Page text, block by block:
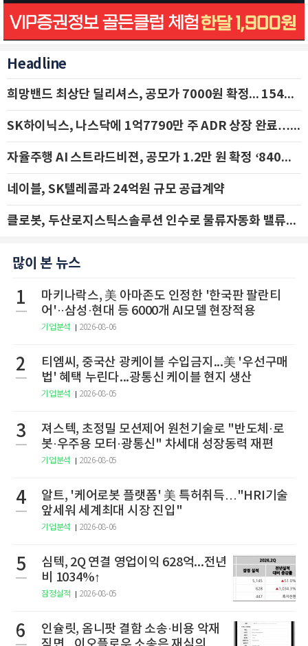
Headline
희망밴드 최상단 딜리셔스, 공모가 7000원 확정... 154억 규모 IPO 돌입
SK하이닉스, 나스닥에 1억7790만 주 ADR 상장 완료…29일 국내 추가 상장
자율주행 AI 스트라드비젼, 공모가 1.2만 원 확정 ‘840억 수혈’
네이블, SK텔레콤과 24억원 규모 공급계약
클로봇, 두산로지스틱스솔루션 인수로 물류자동화 밸류체인 확장 추진 - IBK투자증권
많이 본 뉴스
1
마키나락스, 美 아마존도 인정한 '한국판 팔란티
어'··삼성·현대 등 6000개 AI모델 현장적용
기업분석 2026-08-06
2
티엠씨, 중국산 광케이블 수입금지...美 '우선구매
법' 혜택 누린다...광통신 케이블 현지 생산
기업분석 2026-08-05
3
져스텍, 초정밀 모션제어 원천기술로 "반도체·로
봇·우주용 모터·광통신" 차세대 성장동력 재편
기업분석 2026-08-05
4
알트, '케어로봇 플랫폼' 美 특허취득…"HRI기술
앞세워 세계최대 시장 진입"
기업분석 2026-08-06
5
심텍, 2Q 연결 영업이익 628억...전년
비 1034%↑
잠정실적 2026-08-05
6
인슐릿, 옴니팟 결함 소송·비용 악재